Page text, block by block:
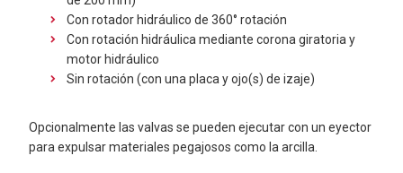
Con rotador hidráulico de 360° rotación
Con rotación hidráulica mediante corona giratoria y
motor hidráulico
Sin rotación (con una placa y ojo(s) de izaje)
Opcionalmente las valvas se pueden ejecutar con un eyector
para expulsar materiales pegajosos como la arcilla.